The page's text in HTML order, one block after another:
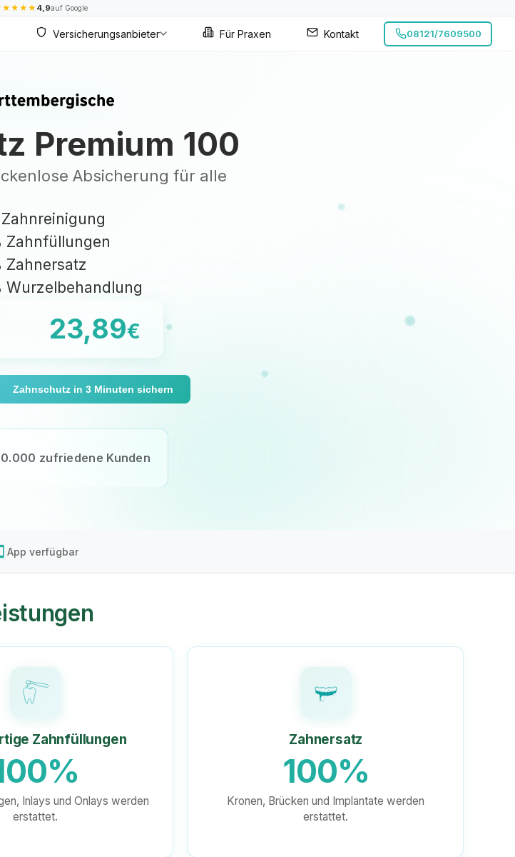
★ ★ ★ ★ 4,9auf Google
Versicherungsanbieter Für Praxen Kontakt 08121/7609500
Premium 100
Absicherung für alle
Zahnfüllungen
Zahnersatz
Wurzelbehandlung
23,89€
Zahnschutz in 3 Minuten sichern
zufriedene Kunden
App verfügbar
Zahnfüllungen
Inlays und Onlays werden
erstattet.
Zahnersatz
100%
Kronen, Brücken und Implantate werden
erstattet.